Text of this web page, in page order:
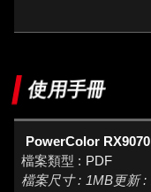
使用手冊
PowerColor
PDF
1MB